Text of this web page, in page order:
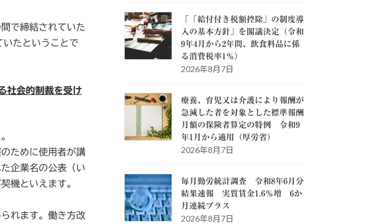
で締結されていた
たということで
社会的制裁を受け
ために使用者が講
企業名の公表（い
機といえます。
れます。働き方改
「「給付付き税額控除」の制度導
入の基本方針」を閣議決定（令和
9年4月から2年間、飲食料品に係
る消費税率1％）
2026年8月7日
療養、育児又は介護により報酬が
急減した者を対象とした標準報酬
月額の保険者算定の特例 令和9
年1月から適用（厚労省）
2026年8月7日
毎月勤労統計調査 令和8年6月分
結果速報 実質賃金1.6％増 6か
月連続プラス
2026年8月7日